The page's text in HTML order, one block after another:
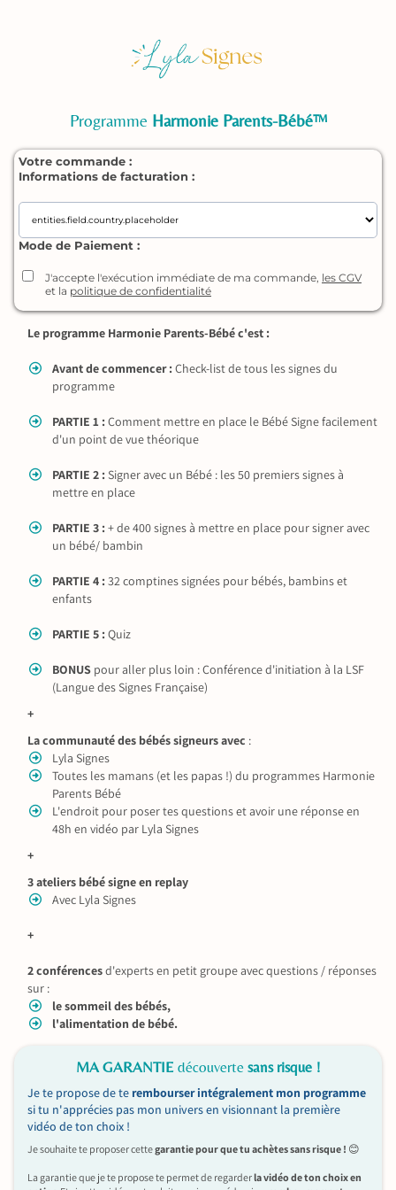
Programme Harmonie Parents-Bébé™
Votre commande :
Informations de facturation :
Mode de Paiement :
J'accepte l'exécution immédiate de ma commande, les CGV
et la politique de confidentialité
Le programme Harmonie Parents-Bébé c'est :
Avant de commencer : Check-list de tous les signes du
programme
PARTIE 1 : Comment mettre en place le Bébé Signe facilement
d'un point de vue théorique
PARTIE 2 : Signer avec un Bébé : les 50 premiers signes à
mettre en place
PARTIE 3 : + de 400 signes à mettre en place pour signer avec
un bébé/ bambin
PARTIE 4 : 32 comptines signées pour bébés, bambins et
enfants
PARTIE 5 : Quiz
BONUS pour aller plus loin : Conférence d'initiation à la LSF
(Langue des Signes Française)
+
La communauté des bébés signeurs avec :
Lyla Signes
Toutes les mamans (et les papas !) du programmes Harmonie
Parents Bébé
L'endroit pour poser tes questions et avoir une réponse en
48h en vidéo par Lyla Signes
+
3 ateliers bébé signe en replay
Avec Lyla Signes
+
2 conférencesd'experts en petit groupe avec questions / réponses
sur :
le sommeil des bébés,
l'alimentation de bébé.
MA GARANTIE découvertesans risque !
Je te propose de te rembourser intégralement mon programme
si tu n'apprécies pas mon univers en visionnant la première
vidéo de ton choix !
Je souhaite te proposer cettegarantie pour que tu achètes sans risque ! 😊
La garantie que je te propose te permet de regarderla vidéo de ton choix en